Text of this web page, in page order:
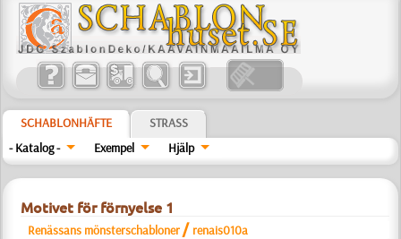
SCHABLONHÄFTE
STRASS
- Katalog -
Exempel Hjälp
Motivet för förnyelse 1
Renässans mönsterschabloner / renais010a